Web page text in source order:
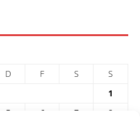
D F S
S
1
5 6 7 8